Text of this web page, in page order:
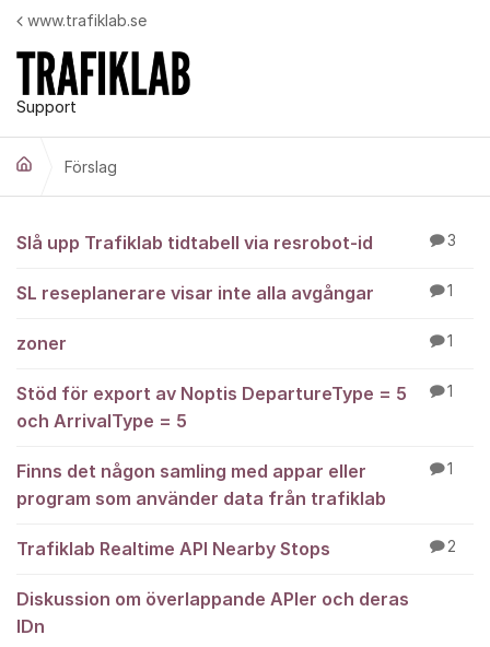
Hoppa till innehåll
Support
www.trafiklab.se
Förslag
Förslag
Slå upp Trafiklab tidtabell via resrobot-id 3
SL reseplanerare visar inte alla avgångar 1
zoner 1
Stöd för export av Noptis DepartureType = 5
och ArrivalType = 5
1
Finns det någon samling med appar eller
program som använder data från trafiklab
1
Trafiklab Realtime API Nearby Stops 2
Diskussion om överlappande APIer och deras
IDn